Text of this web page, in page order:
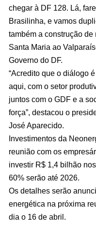
chegar à DF 128. Lá,
Brasilinha, e vamos
também a construção
Santa Maria ao
Governo do DF.
“Acredito que o diálogo
aqui, com o setor
juntos com o GDF e a
força”, destacou o
José Aparecido.
Investimentos da
reunião com os
investir R$ 1,4 bilhão
60% serão até 2026.
Os detalhes serão
energética na próxima
dia o 16 de abril.